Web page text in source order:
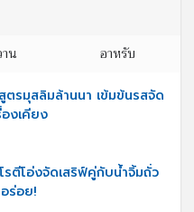
น อาหรับ
ตรมุสลิมล้านนา เข้มข้นรสจัด
งเคียง
รตีโอ่งจัดเสริฟ์คู่กับนํ้าจิ้มถั่ว
ร่อย!